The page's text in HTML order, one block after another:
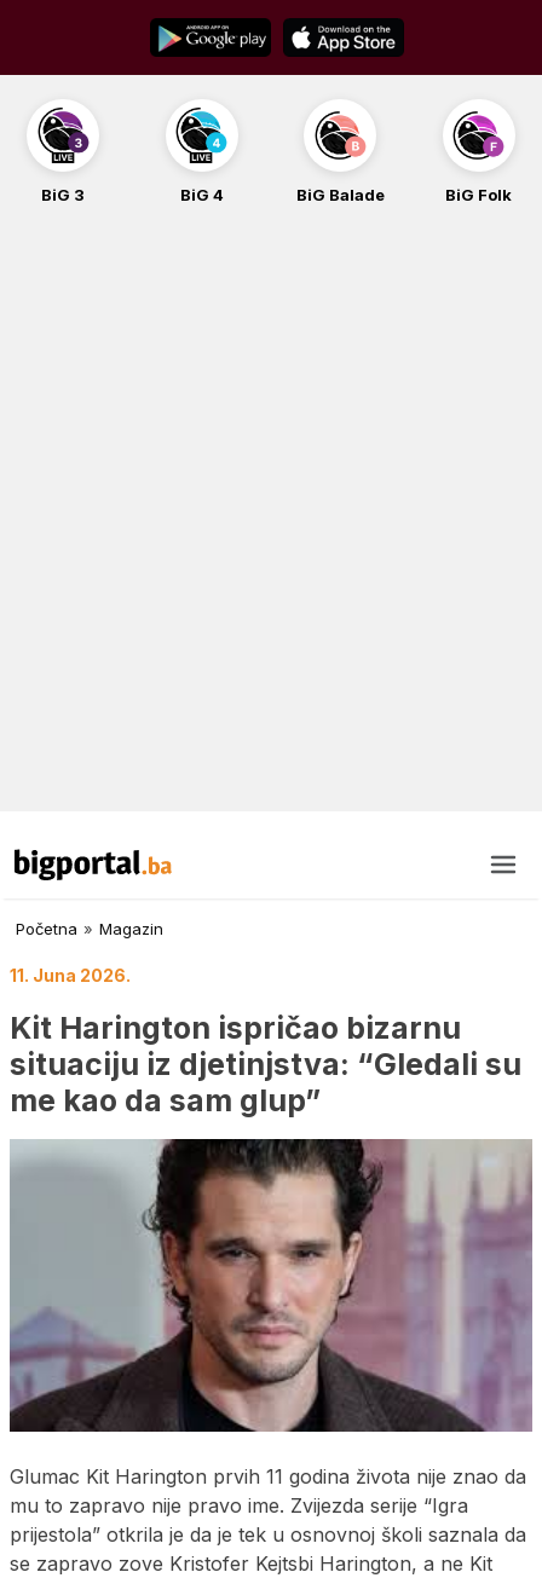
content
BiG 3 BiG 4 BiG Balade BiG Folk
Početna » Magazin
11. Juna 2026.
Kit Harington ispričao bizarnu
situaciju iz djetinjstva: “Gledali su
me kao da sam glup”
Glumac Kit Harington prvih 11 godina života nije znao da
mu to zapravo nije pravo ime. Zvijezda serije “Igra
prijestola” otkrila je da je tek u osnovnoj školi saznala da
se zapravo zove Kristofer Kejtsbi Harington, a ne Kit